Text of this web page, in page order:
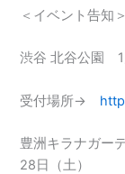
＜イベント告知
渋谷 北谷公園
受付場所→
豊洲キラナガー
28日（土）